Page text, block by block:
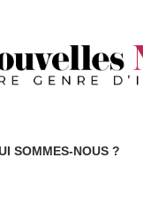
SOMMES-NOUS ?